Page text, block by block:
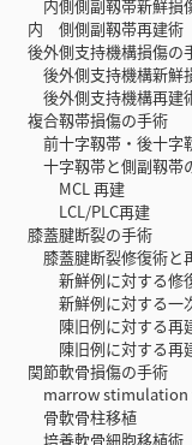
内側側副靱帯新鮮損
内 側側副靱帯再建術（
後外側支持機構損傷の
後外側支持機構新鮮
後外側支持機構再建
複合靱帯損傷の手術
前十字靱帯・後十字
十字靱帯と側副靱帯
MCL 再建
LCL/PLC再建
膝蓋腱断裂の手術
膝蓋腱断裂修復術と
新鮮例に対する修
新鮮例に対する一次
陳旧例に対する再建
陳旧例に対する再
関節軟骨損傷の手術
marrow stimulation
骨軟骨柱移植
培養軟骨細胞移植術